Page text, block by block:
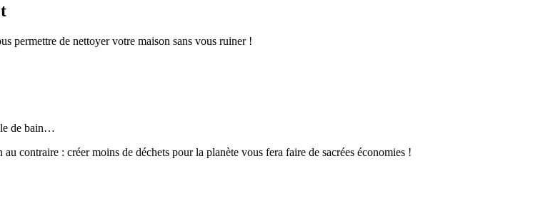
permettre de nettoyer votre maison sans vous ruiner !
de bain…
contraire : créer moins de déchets pour la planète vous fera faire de sacrées économies !